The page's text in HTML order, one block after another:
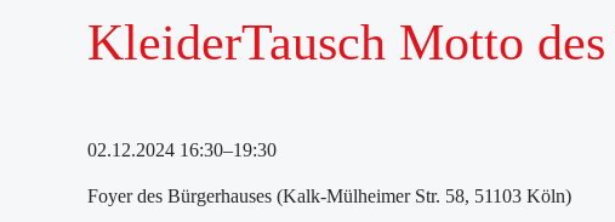
KleiderTausch Motto
02.12.2024 16:30–19:30
Foyer des Bürgerhauses (Kalk-Mülheimer Str. 58, 51103 Köln)